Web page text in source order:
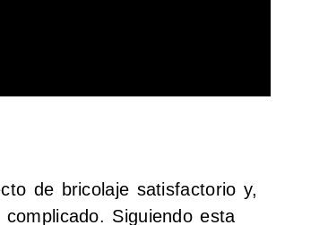
de bricolaje satisfactorio y,
Siguiendo esta